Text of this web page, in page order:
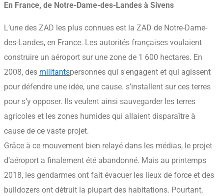
En France, de Notre-Dame-des-Landes à Sivens
L’une des ZAD les plus connues est la ZAD de Notre-Dame-
des-Landes, en France. Les autorités françaises voulaient
construire un aéroport sur une zone de 1 600 hectares. En
2008, des militantspersonnes qui s'engagent et qui agissent
pour défendre une idée, une cause. s’installent sur ces terres
pour s’y opposer. Ils veulent ainsi sauvegarder les terres
agricoles et les zones humides qui allaient disparaître à
cause de ce vaste projet.
Grâce à ce mouvement bien relayé dans les médias, le projet
d’aéroport a finalement été abandonné. Mais au printemps
2018, les gendarmes ont fait évacuer les lieux de force et des
bulldozers ont détruit la plupart des habitations. Pourtant,